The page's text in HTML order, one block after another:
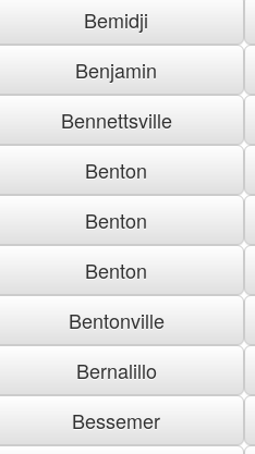
Bemidji
Benjamin
Bennettsville
Benton
Benton
Benton
Bentonville
Bernalillo
Bessemer